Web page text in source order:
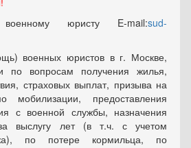
юристу E-mail:sud-
военных юристов в г. Москве,
по вопросам получения жилья,
страховых выплат, призыва на
предоставления
с военной службы, назначения
выслугу лет (в т.ч. с учетом
по потере кормильца, по